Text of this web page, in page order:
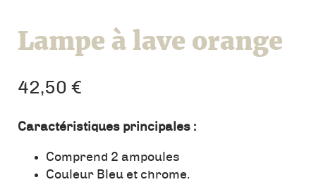
Lampe à lave orange
42,50 €
Caractéristiques principales :
Comprend 2 ampoules
Couleur Bleu et chrome.